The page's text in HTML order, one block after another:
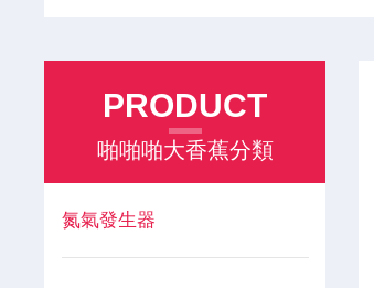
PRODUCT
啪啪啪大香蕉分類
氮氣發生器